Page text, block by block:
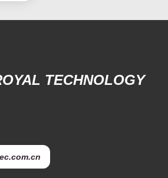
TECHNOLOGY